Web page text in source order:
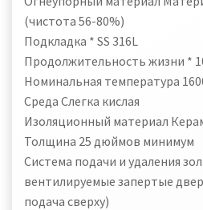
(чистота 56-80%)
Подкладка * SS 316L
Продолжительность жизни *
Номинальная температура
Среда Слегка кислая
Изоляционный материал
Толщина 25 дюймов минимум
Система подачи и удаления
вентилируемые запертые
подача сверху)